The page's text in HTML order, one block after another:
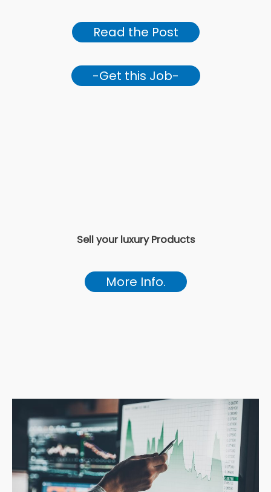
Read the Post
-Get this Job-
Sell your luxury Products
More Info.